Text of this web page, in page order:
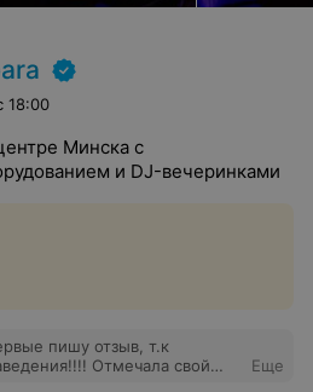
18:00
Минска с
и DJ-вечеринками
пишу отзыв, т.к
Отмечала свой
Еще